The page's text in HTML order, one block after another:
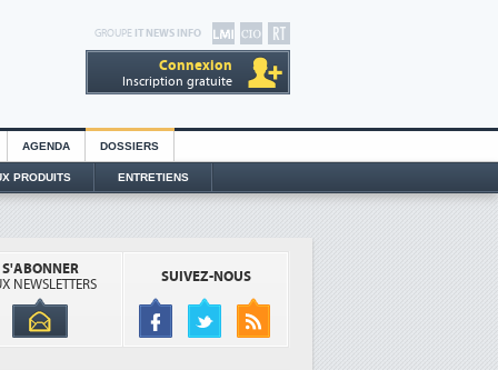
GROUPE IT NEWS INFO
Connexion
Inscription gratuite
AGENDA DOSSIERS
PRODUITS ENTRETIENS
S'ABONNER
NEWSLETTERS
SUIVEZ-NOUS